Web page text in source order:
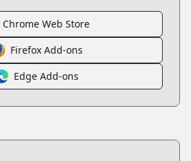
Chrome Web Store
Firefox Add-ons
Edge Add-ons